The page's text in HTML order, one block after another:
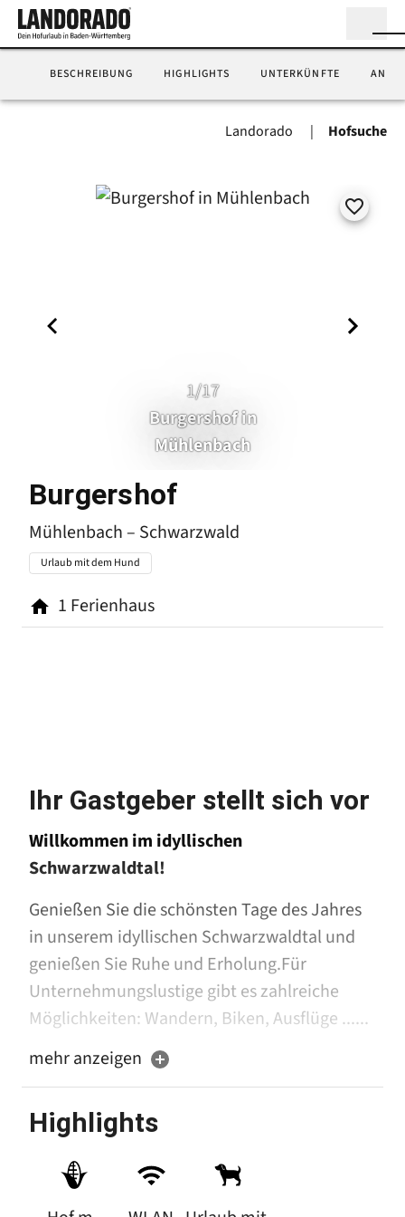
Hofsuche
BESCHREIBUNG HIGHLIGHTS UNTERKÜNFTE
1/17
Burgershof in
Mühlenbach
Burgershof
Mühlenbach – Schwarzwald
Urlaub mit dem Hund
1 Ferienhaus
Ihr Gastgeber stellt sich vor
Willkommen im idyllischen
Schwarzwaldtal!
Genießen Sie die schönsten Tage des Jahres
in unserem idyllischen Schwarzwaldtal und
genießen Sie Ruhe und Erholung.Für
Unternehmungslustige gibt es zahlreiche
Möglichkeiten: Wandern, Biken, Ausflüge ......
Der Burgershof liegt in ruhiger, sonniger und
idyllischer Lage im Bücherntal ca. 2,7 km von
der Ortsmitte Mühlenbachs entfernt direkt
am Büchernbach.
In der Nähe liegen viele Ausflugsziele und
Sehenswürdigkeiten, die einen Ausflug
mehr anzeigen
Highlights